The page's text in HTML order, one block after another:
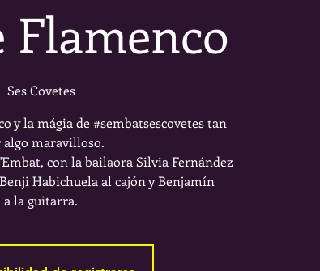
Flamenco
Ses Covetes
y la mágia de #sembatsescovetes tan
algo maravilloso.
con la bailaora Silvia Fernández
Habichuela al cajón y Benjamín
a la guitarra.